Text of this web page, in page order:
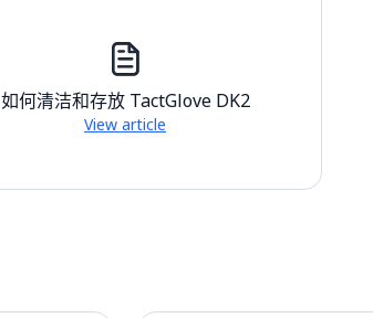
如何清洁和存放 TactGlove DK2
View article